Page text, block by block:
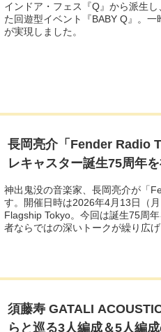
インドア・フェス『Q』から派生
た回遊型イベント『BABY Q』。
が実現しました。
長岡亮介「Fender Radio
レキャスター誕生75周年を
神出鬼没の音楽家、長岡亮介が「
す。開催日時は2026年4月13日（
Flagship Tokyo。今回は誕生75周
者ならではの深いトークが繰り広げ
須藤寿 GATALI
らと巡る3人編成＆5人編